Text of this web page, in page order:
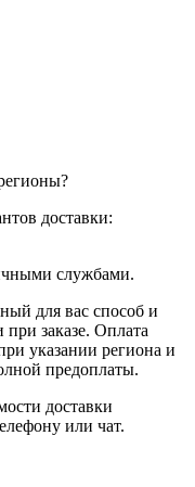
доставки:
службами.
для вас способ и
при заказе. Оплата
указании региона и
предоплаты.
доставки
или чат.